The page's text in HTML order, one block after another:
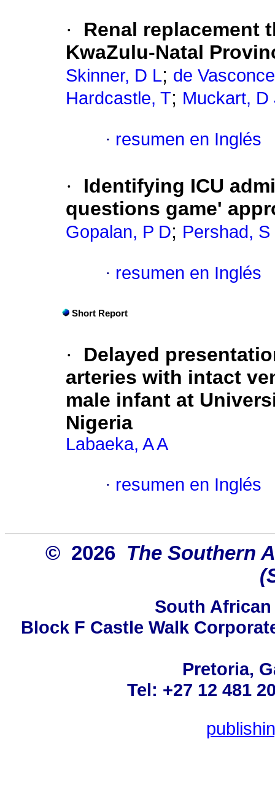
·
Renal replacement
KwaZulu-Natal
Skinner, D L; de
Hardcastle, T; Muckart, D
· resumen en Inglés
·
Identifying ICU
questions game'
Gopalan, P D; Pershad, S
· resumen en Inglés
Short Report
·
Delayed
arteries with intact
male infant at
Nigeria
Labaeka, A A
· resumen en Inglés
© 2026 The Southern
South
Block F Castle Walk
Pretoria,
Tel: +27 12 481